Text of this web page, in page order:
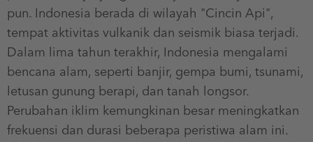
pun. Indonesia berada di wilayah "Cincin Api",
tempat aktivitas vulkanik dan seismik biasa terjadi.
Dalam lima tahun terakhir, Indonesia mengalami
bencana alam, seperti banjir, gempa bumi, tsunami,
letusan gunung berapi, dan tanah longsor.
Perubahan iklim kemungkinan besar meningkatkan
frekuensi dan durasi beberapa peristiwa alam ini.